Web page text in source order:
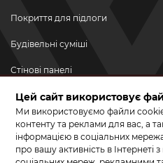
Покриття для підлоги
Будівельні суміші
Стінові панелі
Новинки
Акційні товари
Акції/Знижки
Цей сайт використовує
Ми використовуємо файли cookie
контенту та реклами для вас, а
інформацією в соціальних
про вашу активність в